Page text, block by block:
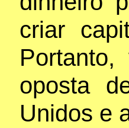
criar
oposta
Unidos e